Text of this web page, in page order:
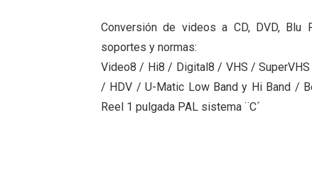
Conversión de videos a CD, DVD,
soportes y normas:
Video8 / Hi8 / Digital8 / VHS /
/ HDV / U-Matic Low Band y Hi Band /
Reel 1 pulgada PAL sistema ¨C´